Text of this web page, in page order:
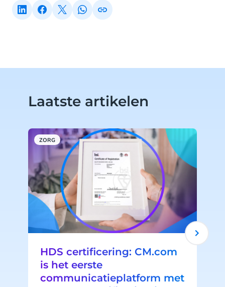
Laatste artikelen
ZORG
HDS certificering: CM.com
is het eerste
communicatieplatform met